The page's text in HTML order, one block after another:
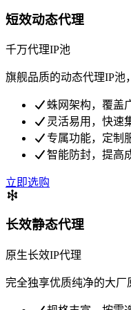
短效动态代理
千万代理IP池
旗舰品质的动态代理IP池
蛛网架构，覆盖
灵活易用，快速
专属功能，定制
智能防封，提高
立即选购
长效静态代理
原生长效IP代理
完全独享优质纯净的大